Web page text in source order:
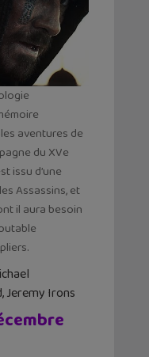
aventures de
du XVe
issu d’une
Assassins, et
il aura besoin
Jeremy Irons